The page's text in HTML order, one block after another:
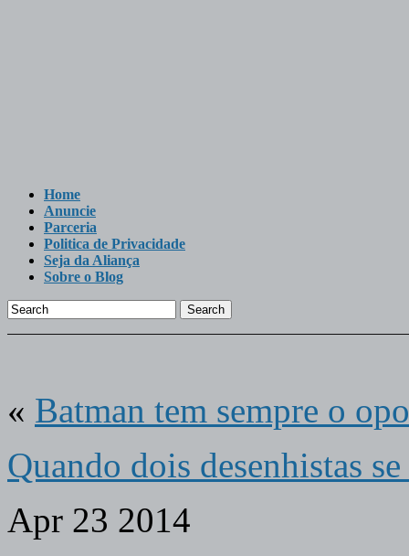
Home
Anuncie
Parceria
Politica de Privacidade
Seja da Aliança
Sobre o Blog
Search
« Batman tem sempre o
Quando dois desenhistas
Apr 23 2014